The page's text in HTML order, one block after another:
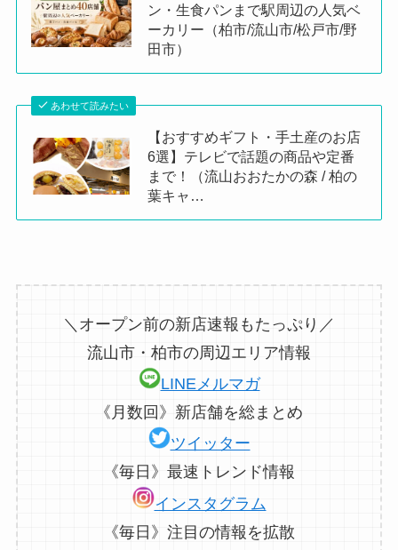
ン・生食パンまで駅周辺の人気ベ
ーカリー（柏市/流山市/松戸市/野
田市）
あわせて読みたい
【おすすめギフト・手土産のお店
6選】テレビで話題の商品や定番
まで！（流山おおたかの森 / 柏の
葉キャ…
＼オープン前の新店速報もたっぷり／
流山市・柏市の周辺エリア情報
LINEメルマガ
《月数回》新店舗を総まとめ
ツイッター
《毎日》最速トレンド情報
インスタグラム
《毎日》注目の情報を拡散